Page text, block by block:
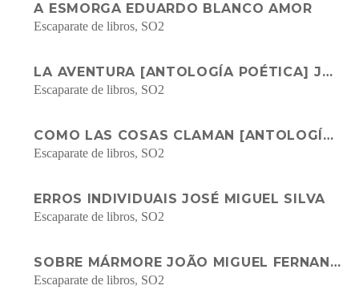
A ESMORGA EDUARDO BLANCO AMOR
Escaparate de libros, SO2
LA AVENTURA [ANTOLOGÍA POÉTICA] JOSÉ LUIS GARCÍA MARTÍN
Escaparate de libros, SO2
COMO LAS COSAS CLAMAN [ANTOLOGÍA POÉTICA] MARÍA VICTORIA ATENCIA
Escaparate de libros, SO2
ERROS INDIVIDUAIS JOSÉ MIGUEL SILVA
Escaparate de libros, SO2
SOBRE MÁRMORE JOÃO MIGUEL FERNANDES JORGE
Escaparate de libros, SO2